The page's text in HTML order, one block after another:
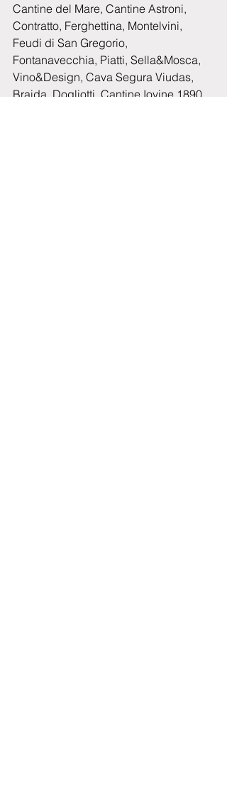
Cantine del Mare, Cantine Astroni,
Contratto, Ferghettina, Montelvini,
Feudi di San Gregorio,
Fontanavecchia, Piatti, Sella&Mosca,
Vino&Design, Cava Segura Viudas,
Braida, Dogliotti, Cantine Iovine 1890,